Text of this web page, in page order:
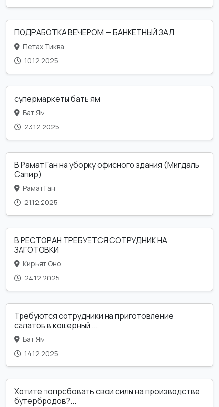
ПОДРАБОТКА ВЕЧЕРОМ — БАНКЕТНЫЙ ЗАЛ
Петах Тиква
10.12.2025
супермаркеты бать ям
Бат Ям
23.12.2025
В Рамат Ган на уборку офисного здания (Мигдаль
Сапир)
Рамат Ган
21.12.2025
В РЕСТОРАН ТРЕБУЕТСЯ СОТРУДНИК НА
ЗАГОТОВКИ
Кирьят Оно
24.12.2025
Требуются сотрудники на приготовление
салатов в кошерный ...
Бат Ям
14.12.2025
Хотите попробовать свои силы на производстве
бутербродов?...